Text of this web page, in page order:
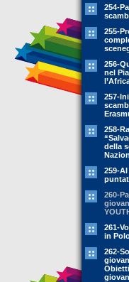
254-
255-
256-
nel
257-
258-
della
259-
260-
261-
in
262-